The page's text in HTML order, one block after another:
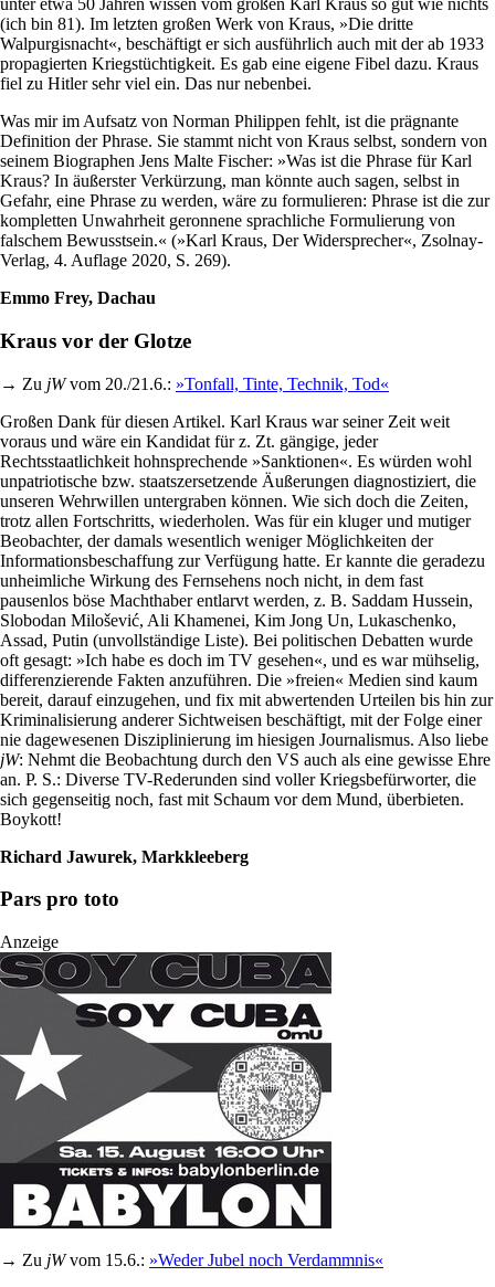
unter etwa 50 Jahren wissen vom großen Karl Kraus so gut wie nichts
(ich bin 81). Im letzten großen Werk von Kraus, »Die dritte
Walpurgisnacht«, beschäftigt er sich ausführlich auch mit der ab 1933
propagierten Kriegstüchtigkeit. Es gab eine eigene Fibel dazu. Kraus
fiel zu Hitler sehr viel ein. Das nur nebenbei.
Was mir im Aufsatz von Norman Philippen fehlt, ist die prägnante
Definition der Phrase. Sie stammt nicht von Kraus selbst, sondern von
seinem Biographen Jens Malte Fischer: »Was ist die Phrase für Karl
Kraus? In äußerster Verkürzung, man könnte auch sagen, selbst in
Gefahr, eine Phrase zu werden, wäre zu formulieren: Phrase ist die zur
kompletten Unwahrheit geronnene sprachliche Formulierung von
falschem Bewusstsein.« (»Karl Kraus, Der Widersprecher«, Zsolnay-
Verlag, 4. Auflage 2020, S. 269).
Emmo Frey, Dachau
Kraus vor der Glotze
→ Zu jWvom 20./21.6.: »Tonfall, Tinte, Technik, Tod«
Großen Dank für diesen Artikel. Karl Kraus war seiner Zeit weit
voraus und wäre ein Kandidat für z. Zt. gängige, jeder
Rechtsstaatlichkeit hohnsprechende »Sanktionen«. Es würden wohl
unpatriotische bzw. staatszersetzende Äußerungen diagnostiziert, die
unseren Wehrwillen untergraben können. Wie sich doch die Zeiten,
trotz allen Fortschritts, wiederholen. Was für ein kluger und mutiger
Beobachter, der damals wesentlich weniger Möglichkeiten der
Informationsbeschaffung zur Verfügung hatte. Er kannte die geradezu
unheimliche Wirkung des Fernsehens noch nicht, in dem fast
pausenlos böse Machthaber entlarvt werden, z. B. Saddam Hussein,
Slobodan Milošević, Ali Khamenei, Kim Jong Un, Lukaschenko,
Assad, Putin (unvollständige Liste). Bei politischen Debatten wurde
oft gesagt: »Ich habe es doch im TV gesehen«, und es war mühselig,
differenzierende Fakten anzuführen. Die »freien« Medien sind kaum
bereit, darauf einzugehen, und fix mit abwertenden Urteilen bis hin zur
Kriminalisierung anderer Sichtweisen beschäftigt, mit der Folge einer
nie dagewesenen Disziplinierung im hiesigen Journalismus. Also liebe
jW: Nehmt die Beobachtung durch den VS auch als eine gewisse Ehre
an. P. S.: Diverse TV-Rederunden sind voller Kriegsbefürworter, die
sich gegenseitig noch, fast mit Schaum vor dem Mund, überbieten.
Boykott!
Richard Jawurek, Markkleeberg
Pars pro toto
Anzeige
→ Zu jWvom 15.6.: »Weder Jubel noch Verdammnis«